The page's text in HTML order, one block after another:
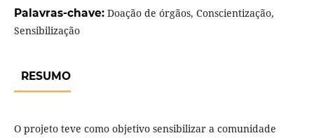
Palavras-chave: Doação de órgãos, Conscientização,
Sensibilização
RESUMO
O projeto teve como objetivo sensibilizar a comunidade